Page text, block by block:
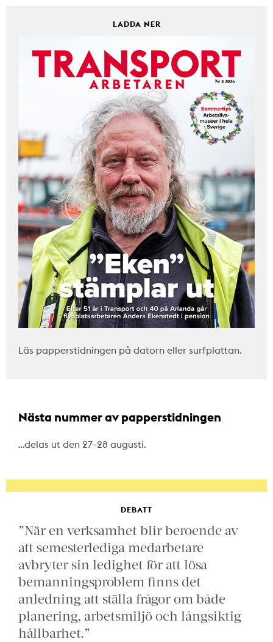
LADDA NER
Läs papperstidningen på datorn eller surfplattan.
Nästa nummer av papperstidningen
…delas ut den 27–28 augusti.
DEBATT
”När en verksamhet blir beroende av
att semesterlediga medarbetare
avbryter sin ledighet för att lösa
bemanningsproblem finns det
anledning att ställa frågor om både
planering, arbetsmiljö och långsiktig
hållbarhet.”